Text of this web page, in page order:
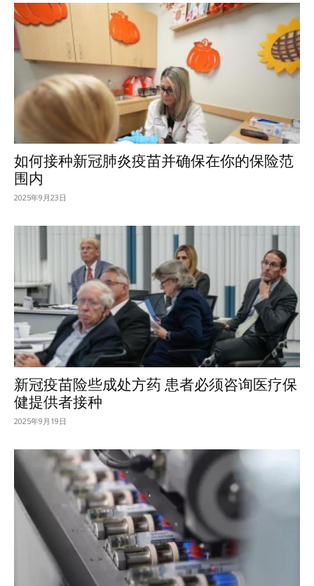
如何接种新冠肺炎疫苗并确保在你的保险范
围内
2025年9月23日
新冠疫苗险些成处方药 患者必须咨询医疗保
健提供者接种
2025年9月19日